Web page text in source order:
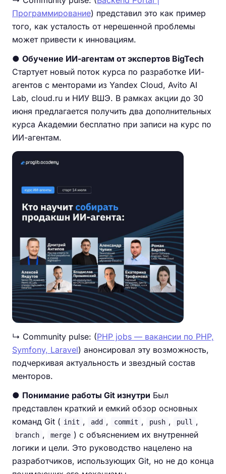
Программирование) представил это как пример
того, как усталость от нерешенной проблемы
может привести к инновациям.
● Обучение ИИ-агентам от экспертов BigTech
Стартует новый поток курса по разработке ИИ-
агентов с менторами из Yandex Cloud, Avito AI
Lab, cloud.ru и НИУ ВШЭ. В рамках акции до 30
июня предлагается получить два дополнительных
курса Академии бесплатно при записи на курс по
ИИ-агентам.
↳ Community pulse: (PHP jobs — вакансии по PHP,
Symfony, Laravel) анонсировал эту возможность,
подчеркивая актуальность и звездный состав
менторов.
● Понимание работы Git изнутри Был
представлен краткий и емкий обзор основных
команд Git ( init , add , commit , push , pull ,
branch , merge ) с объяснением их внутренней
логики и цели. Это руководство нацелено на
разработчиков, использующих Git, но не до конца